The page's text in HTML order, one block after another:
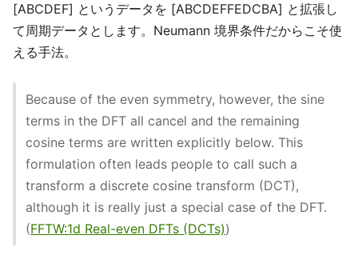
[ABCDEF] というデータを [ABCDEFFEDCBA] と拡張し
て周期データとします。Neumann 境界条件だからこそ使
える手法。
Because of the even symmetry, however, the sine
terms in the DFT all cancel and the remaining
cosine terms are written explicitly below. This
formulation often leads people to call such a
transform a discrete cosine transform (DCT),
although it is really just a special case of the DFT.
(FFTW:1d Real-even DFTs (DCTs))